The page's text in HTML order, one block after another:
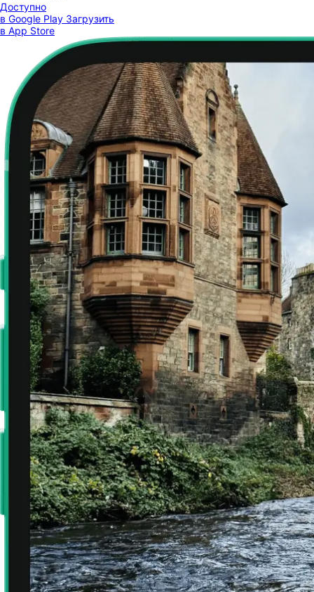
Доступно
в Google Play Загрузить
в App Store